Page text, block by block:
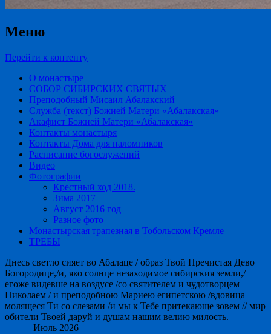
Меню
Перейти к контенту
О монастыре
СОБОР СИБИРСКИХ СВЯТЫХ
Преподобный Мисаил Абалакский
Служба (текст) Божией Матери «Абалакская»
Акафист Божией Матери «Абалакская»
Контакты монастыря
Контакты Дома для паломников
Расписание богослужений
Видео
Фотографии
Крестный ход 2018.
Зима 2017
Август 2016 год
Разное фото
Монастырская трапезная в Тобольском Кремле
ТРЕБЫ
Днесь светло сияет во Абалаце / образ Твой Пречистая Дево
Богородице,/и, яко солнце незаходимое сибирския земли,/
егоже видевше на воздусе /со святителем и чудотворцем
Николаем / и преподобною Мариею египетскою /вдовица
молящеся Ти со слезами /и мы к Тебе притекающе зовем // мир
обители Твоей даруй и душам нашим велию милость.
Июль 2026